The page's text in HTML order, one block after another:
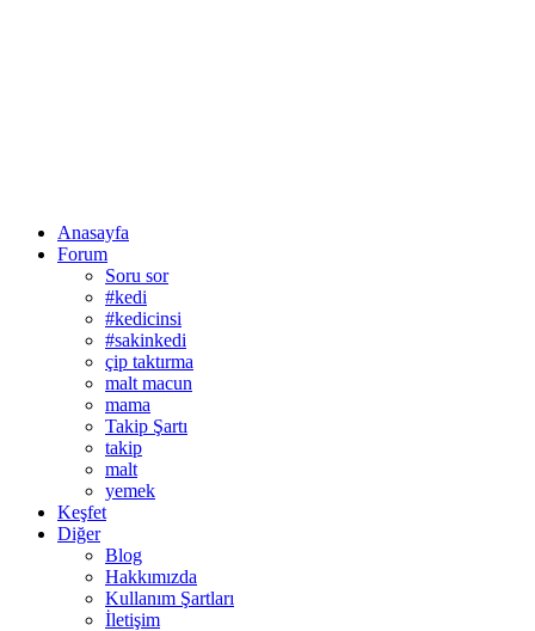
Anasayfa
Forum
Soru sor
#kedi
#kedicinsi
#sakinkedi
çip taktırma
malt macun
mama
Takip Şartı
takip
malt
yemek
Keşfet
Diğer
Blog
Hakkımızda
Kullanım Şartları
İletişim